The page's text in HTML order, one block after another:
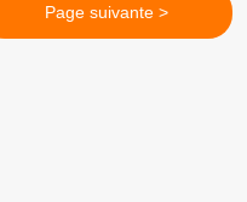
Page suivante >